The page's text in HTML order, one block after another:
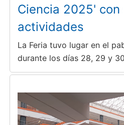
Ciencia 2025' con
actividades
La Feria tuvo lugar en el
durante los días 28, 29 y